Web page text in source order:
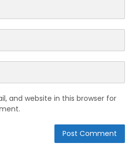
and website in this browser for